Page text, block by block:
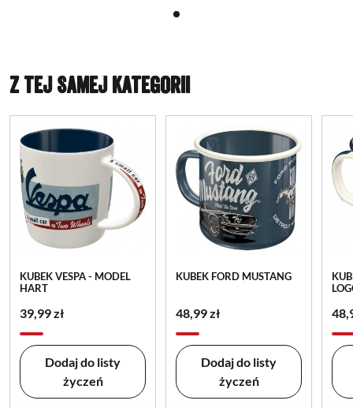
Z TEJ SAMEJ KATEGORII
KUBEK VESPA - MODEL
HART
39,99 zł
Dodaj do listy
życzeń
KUBEK FORD MUSTANG
48,99 zł
Dodaj do listy
życzeń